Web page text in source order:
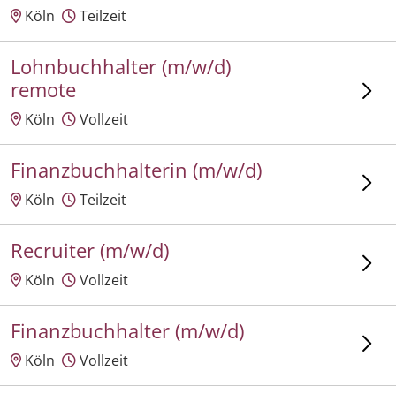
Köln Teilzeit
Lohnbuchhalter (m/w/d)
remote
Köln Vollzeit
Finanzbuchhalterin (m/w/d)
Köln Teilzeit
Recruiter (m/w/d)
Köln Vollzeit
Finanzbuchhalter (m/w/d)
Köln Vollzeit